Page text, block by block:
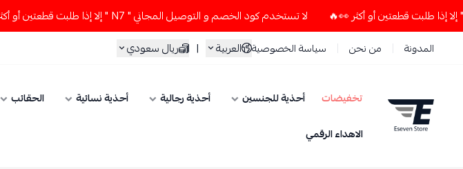
لا تستخدم كود الخصم و التوصيل المجاني " N7 " إلا إذا طلبت قطعتين أو أكثر 👀🔥
المدونة من نحن سياسة الخصوصية العربية | ريال سعودي
ESEVEN STORE
تخفيضات أحذية للجنسين أحذية رجالية أحذية نسائية الحقائب
الاهداء الرقمي